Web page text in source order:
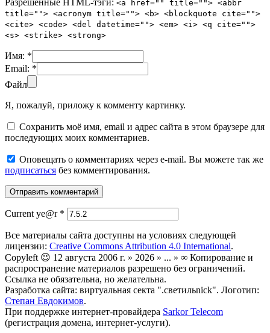
Разрешенные HTML-тэги: <a href="" title=""> <abbr
title=""> <acronym title=""> <b> <blockquote cite="">
<cite> <code> <del datetime=""> <em> <i> <q cite="">
<s> <strike> <strong>
Имя: *
Email: *
Файл
Я, пожалуй, приложу к комменту картинку.
Сохранить моё имя, email и адрес сайта в этом браузере для
последующих моих комментариев.
Оповещать о комментариях через e-mail. Вы можете так же
подписаться без комментирования.
Current ye@r *
Все материалы сайта доступны на условиях следующей
лицензии: Creative Commons Attribution 4.0 International.
Copyleft 😉 12 августа 2006 г. » 2026 » ... » ∞ Копирование и
распространение материалов разрешено без ограничений.
Ссылка не обязательна, но желательна.
Разработка сайта: виртуальная секта ".светильnick". Логотип:
Степан Евдокимов.
При поддержке интернет-провайдера Sarkor Telecom
(регистрация домена, интернет-услуги).